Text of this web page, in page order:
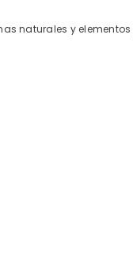
naturales y